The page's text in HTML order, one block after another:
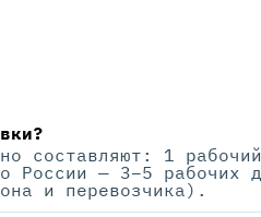
составляют: 1
России — 3–5 рабочих
и перевозчика).